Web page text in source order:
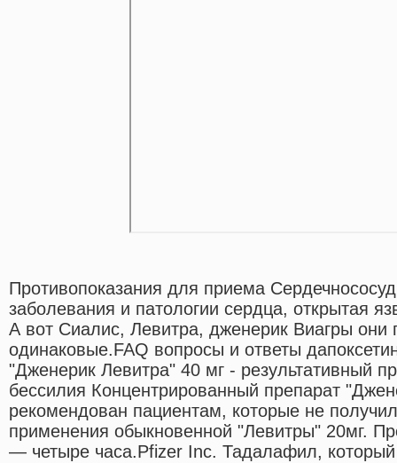
Противопоказания для приема
заболевания и патологии сердца, открытая
А вот Сиалис, Левитра, дженерик Виагры они
одинаковые.FAQ вопросы и ответы
"Дженерик Левитра" 40 мг - результативный
бессилия Концентрированный препарат
рекомендован пациентам, которые не
применения обыкновенной "Левитры" 20мг.
— четыре часа.Pfizer Inc. Тадалафил,